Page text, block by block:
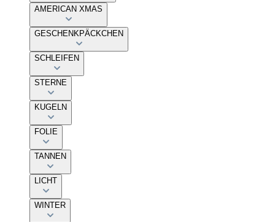
AMERICAN XMAS
GESCHENKPÄCKCHEN
SCHLEIFEN
STERNE
KUGELN
FOLIE
TANNEN
LICHT
WINTER